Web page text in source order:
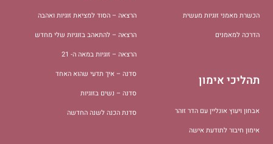
הכשרת מאמני זוגיות מעשית
הדרכה למאמנים
תהליכי אימון
אבחון ויעוץ אונליין עם הדר זוהר
אימון חיבור לתודעת אישה
הרצאה – הסוד למציאת זוגיות ואהבה
הרצאה – להתאהב בזוגיות שלי מחדש
הרצאה – זוגיות במאה ה- 21
סדנה – איך תדעי שהוא האחד
סדנה – נשים בזוגיות
סדנת הכנה לשנה החדשה